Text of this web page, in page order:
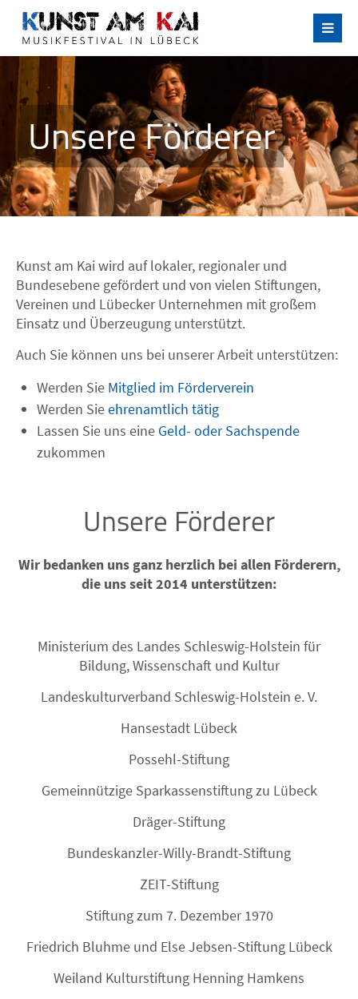
Unsere Förderer
Kunst am Kai wird auf lokaler, regionaler und
Bundesebene gefördert und von vielen Stiftungen,
Vereinen und Lübecker Unternehmen mit großem
Einsatz und Überzeugung unterstützt.
Auch Sie können uns bei unserer Arbeit unterstützen:
Werden Sie Mitglied im Förderverein
Werden Sieehrenamtlich tätig
Lassen Sie uns eine Geld- oder Sachspende
zukommen
Unsere Förderer
Wir bedanken uns ganz herzlich bei allen Förderern,
die uns seit 2014 unterstützen:
Ministerium des Landes Schleswig-Holstein für
Bildung, Wissenschaft und Kultur
Landeskulturverband Schleswig-Holstein e. V.
Hansestadt Lübeck
Possehl-Stiftung
Gemeinnützige Sparkassenstiftung zu Lübeck
Dräger-Stiftung
Bundeskanzler-Willy-Brandt-Stiftung
ZEIT-Stiftung
Stiftung zum 7. Dezember 1970
Friedrich Bluhme und Else Jebsen-Stiftung Lübeck
Weiland Kulturstiftung Henning Hamkens